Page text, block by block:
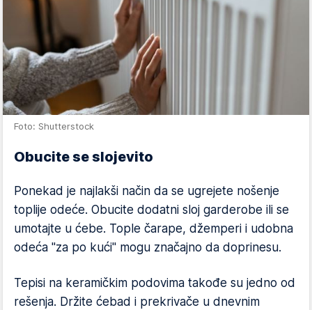
Foto: Shutterstock
Obucite se slojevito
Ponekad je najlakši način da se ugrejete nošenje
toplije odeće. Obucite dodatni sloj garderobe ili se
umotajte u ćebe. Tople čarape, džemperi i udobna
odeća "za po kući" mogu značajno da doprinesu.
Tepisi na keramičkim podovima takođe su jedno od
rešenja. Držite ćebad i prekrivače u dnevnim